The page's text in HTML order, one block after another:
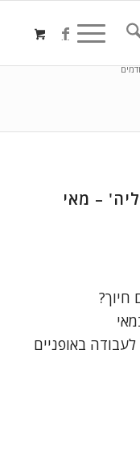
– מאי
באופניים